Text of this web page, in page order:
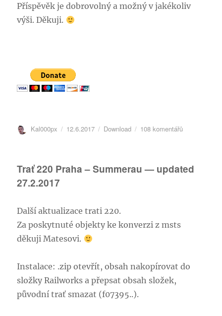
Příspěvěk je dobrovolný a možný v jakékoliv
výši. Děkuji.
Autor:
Kal000px Publikováno:
12.6.2017 Rubriky:
Download 108 komentářůu
Trat
Trať 220 Praha – Summerau — updated
27.2.2017
Další aktualizace trati 220.
Za poskytnuté objekty ke konverzi z msts
děkuji Matesovi.
Instalace: .zip otevřít, obsah nakopírovat do
složky Railworks a přepsat obsah složek,
původní trať smazat (f07395..).